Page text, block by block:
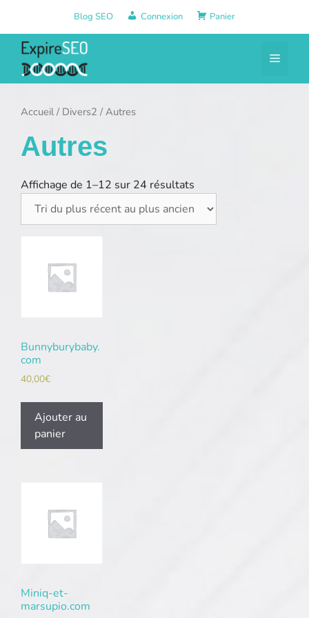
contenu
Blog SEO Connexion Panier
Menu
Accueil/ Divers2 / Autres
Autres
Affichage de 1–12 sur 24 résultats
Bunnyburybaby.
com
40,00€
Ajouter au
panier
Miniq-et-
marsupio.com